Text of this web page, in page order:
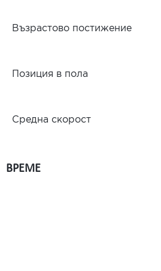
Възрастово постижение
Позиция в пола
Средна скорост
ВРЕМЕ